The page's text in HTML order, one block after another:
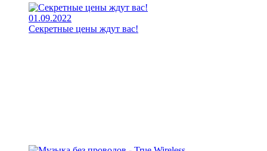
01.09.2022
Секретные цены ждут вас!